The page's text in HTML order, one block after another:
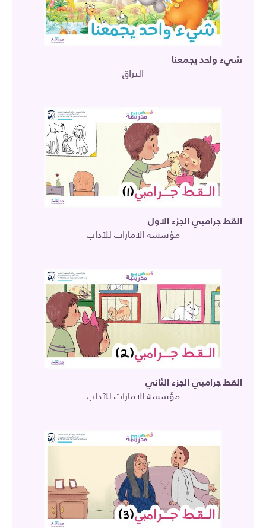
شيء واحد يجمعنا
البراق
القط جرامبي الجزء الاول
مؤسسة الامارات للآداب
القط جرامبي الجزء الثاني
مؤسسة الامارات للآداب